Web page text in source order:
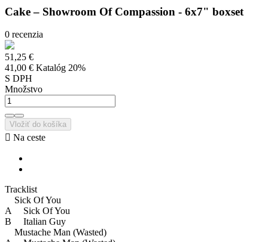
Cake ‎– Showroom Of Compassion - 6x7" boxset
0 recenzia
51,25 €
41,00 € Katalóg 20%
S DPH
Množstvo
Vložiť do košíka
 Na ceste
Tracklist
Sick Of You
A Sick Of You
B Italian Guy
Mustache Man (Wasted)